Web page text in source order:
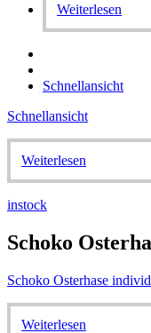
Weiterlesen
Schnellansicht
Schnellansicht
Weiterlesen
instock
Schoko
Schoko Osterhase
Weiterlesen